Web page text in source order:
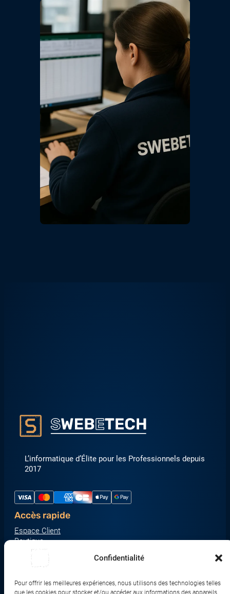
Confidentialité
Pour offrir les meilleures expériences, nous utilisons des technologies telles
que les cookies pour stocker et/ou accéder aux informations des appareils.
L’informatique d’Élite pour les Professionnels depuis
2017
Accès rapide
Espace Client
Boutique
À propos
Nous contacter
Écrans & Moniteurs